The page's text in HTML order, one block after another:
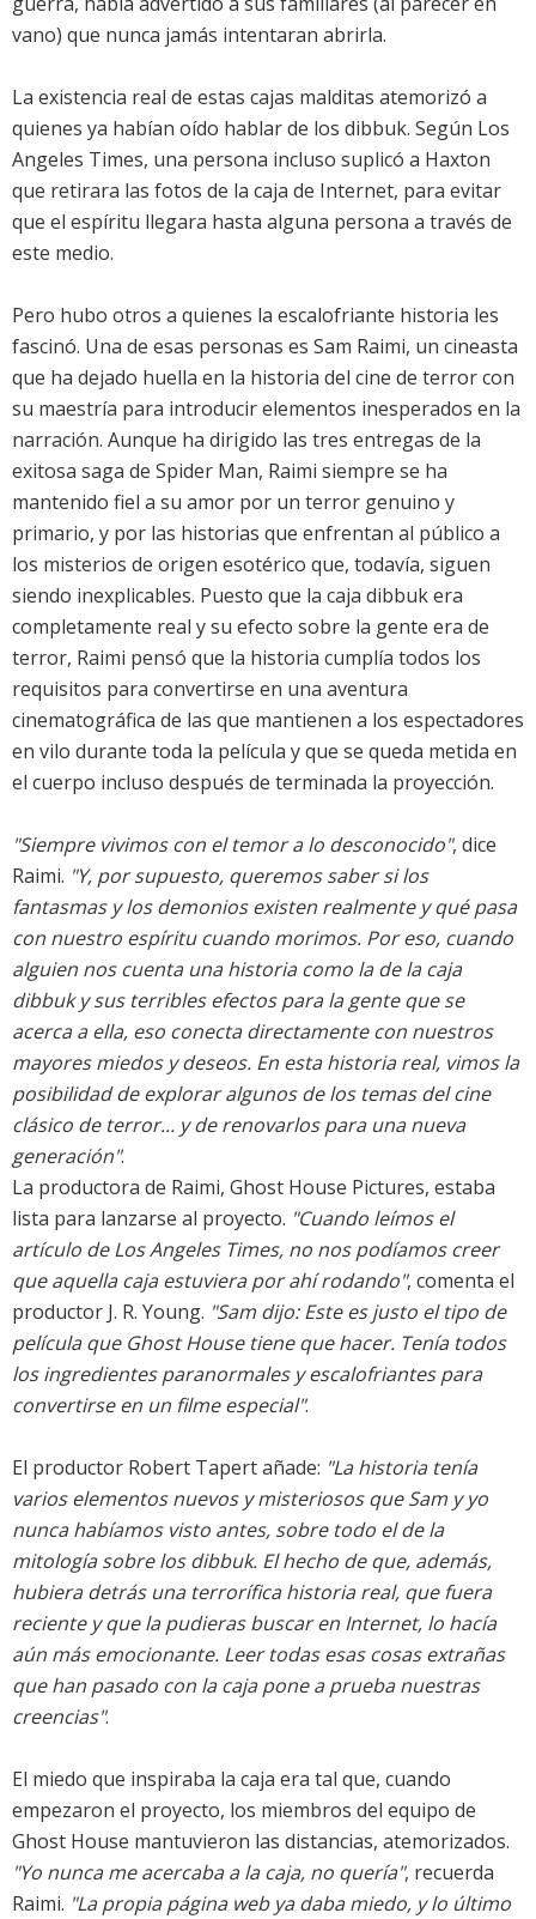
vano) que nunca jamás intentaran abrirla.
La existencia real de estas cajas malditas atemorizó a
quienes ya habían oído hablar de los dibbuk. Según Los
Angeles Times, una persona incluso suplicó a Haxton
que retirara las fotos de la caja de Internet, para evitar
que el espíritu llegara hasta alguna persona a través de
este medio.
Pero hubo otros a quienes la escalofriante historia les
fascinó. Una de esas personas es Sam Raimi, un cineasta
que ha dejado huella en la historia del cine de terror con
su maestría para introducir elementos inesperados en la
narración. Aunque ha dirigido las tres entregas de la
exitosa saga de Spider Man, Raimi siempre se ha
mantenido fiel a su amor por un terror genuino y
primario, y por las historias que enfrentan al público a
los misterios de origen esotérico que, todavía, siguen
siendo inexplicables. Puesto que la caja dibbuk era
completamente real y su efecto sobre la gente era de
terror, Raimi pensó que la historia cumplía todos los
requisitos para convertirse en una aventura
cinematográfica de las que mantienen a los espectadores
en vilo durante toda la película y que se queda metida en
el cuerpo incluso después de terminada la proyección.
"Siempre vivimos con el temor a lo desconocido", dice
Raimi. "Y, por supuesto, queremos saber si los
fantasmas y los demonios existen realmente y qué pasa
con nuestro espíritu cuando morimos. Por eso, cuando
alguien nos cuenta una historia como la de la caja
dibbuk y sus terribles efectos para la gente que se
acerca a ella, eso conecta directamente con nuestros
mayores miedos y deseos. En esta historia real, vimos la
posibilidad de explorar algunos de los temas del cine
clásico de terror... y de renovarlos para una nueva
generación".
La productora de Raimi, Ghost House Pictures, estaba
lista para lanzarse al proyecto. "Cuando leímos el
artículo de Los Angeles Times, no nos podíamos creer
que aquella caja estuviera por ahí rodando", comenta el
productor J. R. Young. "Sam dijo: Este es justo el tipo de
película que Ghost House tiene que hacer. Tenía todos
los ingredientes paranormales y escalofriantes para
convertirse en un filme especial".
El productor Robert Tapert añade: "La historia tenía
varios elementos nuevos y misteriosos que Sam y yo
nunca habíamos visto antes, sobre todo el de la
mitología sobre los dibbuk. El hecho de que, además,
hubiera detrás una terrorífica historia real, que fuera
reciente y que la pudieras buscar en Internet, lo hacía
aún más emocionante. Leer todas esas cosas extrañas
que han pasado con la caja pone a prueba nuestras
creencias".
El miedo que inspiraba la caja era tal que, cuando
empezaron el proyecto, los miembros del equipo de
Ghost House mantuvieron las distancias, atemorizados.
"Yo nunca me acercaba a la caja, no quería", recuerda
Raimi. "La propia página web ya daba miedo, y lo último